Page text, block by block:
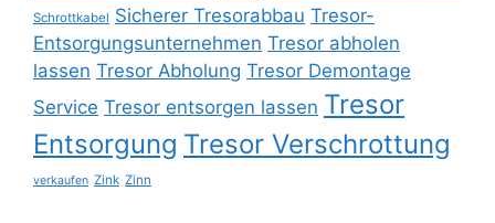
Schrottkabel Sicherer Tresorabbau Tresor-
Entsorgungsunternehmen Tresor abholen
lassen Tresor Abholung Tresor Demontage
Service Tresor entsorgen lassen Tresor
Entsorgung Tresor Verschrottung
verkaufen Zink Zinn